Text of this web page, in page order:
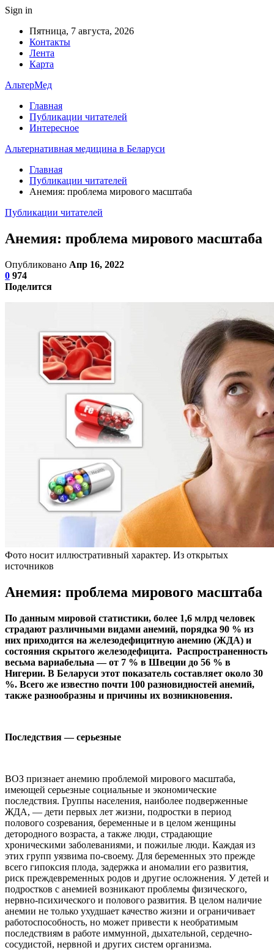
Sign in
Пятница, 7 августа, 2026
Контакты
Лента
Карта
АльтерМед
Главная
Публикации читателей
Интересное
Альтернативная медицина в Беларуси
Главная
Публикации читателей
Анемия: проблема мирового масштаба
Публикации читателей
Анемия: проблема мирового масштаба
Опубликовано Апр 16, 2022
0 974
Поделится
Фото носит иллюстративный характер. Из открытых
источников
Анемия: проблема мирового масштаба
По данным мировой статистики, более 1,6 млрд человек
страдают различными видами анемий, порядка 90 % из
них приходится на железодефицитную анемию (ЖДА) и
состояния скрытого железодефицита. Распространенность
весьма вариабельна — от 7 % в Швеции до 56 % в
Нигерии. В Беларуси этот показатель составляет около 30
%. Всего же известно почти 100 разновидностей анемий,
также разнообразны и причины их возникновения.
Последствия — серьезные
ВОЗ признает анемию проблемой мирового масштаба,
имеющей серьезные социальные и экономические
последствия. Группы населения, наиболее подверженные
ЖДА, — дети первых лет жизни, подростки в период
полового созревания, беременные и в целом женщины
детородного возраста, а также люди, страдающие
хроническими заболеваниями, и пожилые люди. Каждая из
этих групп уязвима по-своему. Для беременных это прежде
всего гипоксия плода, задержка и аномалии его развития,
риск преждевременных родов и другие осложнения. У детей и
подростков с анемией возникают проблемы физического,
нервно-психического и полового развития. В целом наличие
анемии не только ухудшает качество жизни и ограничивает
работоспособность, но может привести к необратимым
последствиям в работе иммунной, дыхательной, сердечно-
сосудистой, нервной и других систем организма.